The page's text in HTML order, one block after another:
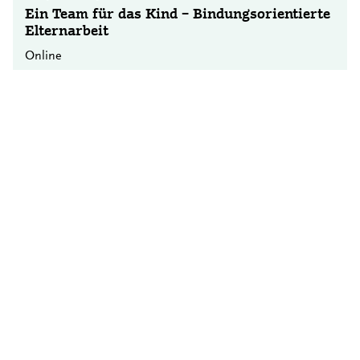
Ein Team für das Kind – Bindungsorientierte
Elternarbeit
Online